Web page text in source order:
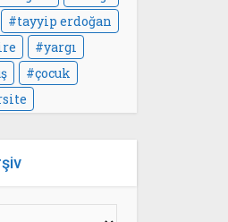
tayyip erdoğan
yargı
çocuk